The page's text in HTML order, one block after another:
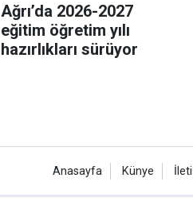
Ağrı’da 2026-2027
eğitim öğretim yılı
hazırlıkları sürüyor
Anasayfa Künye